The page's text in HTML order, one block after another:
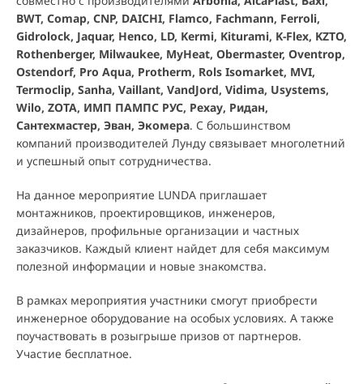
BWT, Comap, CNP, DAICHI, Flamco, Fachmann, Ferroli,
Gidrolock, Jaquar, Henco, LD, Kermi, Kiturami, K-Flex, KZTO,
Rothenberger, Milwaukee, MyHeat, Obermaster, Oventrop,
Ostendorf, Pro Aqua, Protherm, Rols Isomarket, MVI,
Termoclip, Sanha, Vaillant, VandJord, Vidima, Usystems,
Wilo, ZOTA, ИМП ПАМПС РУС, Рехау, Ридан,
Сантехмастер, Эван, Экомера. С большинством
компаний производителей Лунду связывает многолетний
и успешный опыт сотрудничества.
На данное мероприятие LUNDA приглашает
монтажников, проектировщиков, инженеров,
дизайнеров, профильные организации и частных
заказчиков. Каждый клиент найдет для себя максимум
полезной информации и новые знакомства.
В рамках мероприятия участники смогут приобрести
инженерное оборудование на особых условиях. А также
поучаствовать в розыгрыше призов от партнеров.
Участие бесплатное.